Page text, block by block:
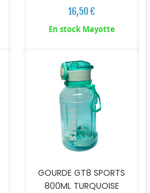
16,50 €
En stock Mayotte
GOURDE GT8 SPORTS
800ML TURQUOISE